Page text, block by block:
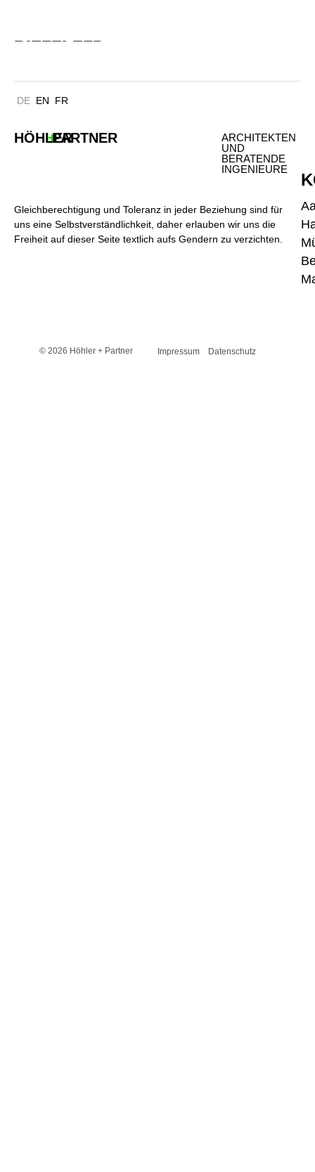
BIELEFELD
DE EN FR
HÖHLER
+PARTNER
ARCHITEKTEN
UND
BERATENDE
INGENIEURE
Gleichberechtigung und Toleranz in jeder Beziehung sind für
uns eine Selbstverständlichkeit, daher erlauben wir uns die
Freiheit auf dieser Seite textlich aufs Gendern zu verzichten.
© 2026 Höhler + Partner Impressum Datenschutz